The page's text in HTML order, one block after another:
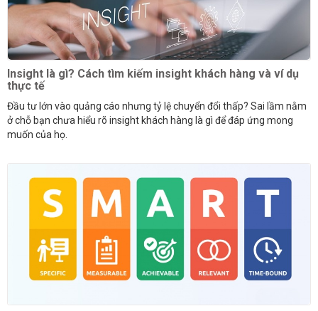
Insight là gì? Cách tìm kiếm insight khách hàng và ví dụ
thực tế
Đầu tư lớn vào quảng cáo nhưng tỷ lệ chuyển đổi thấp? Sai lầm nằm
ở chỗ bạn chưa hiểu rõ insight khách hàng là gì để đáp ứng mong
muốn của họ.